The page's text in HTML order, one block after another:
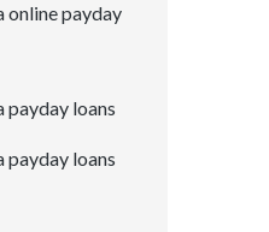
online payday
payday loans
payday loans